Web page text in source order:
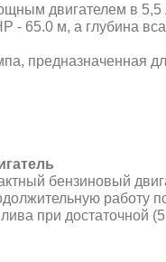
двигателем в
- 65.0 м, а глубина
предназначенная
бензиновый
работу
при достаточной